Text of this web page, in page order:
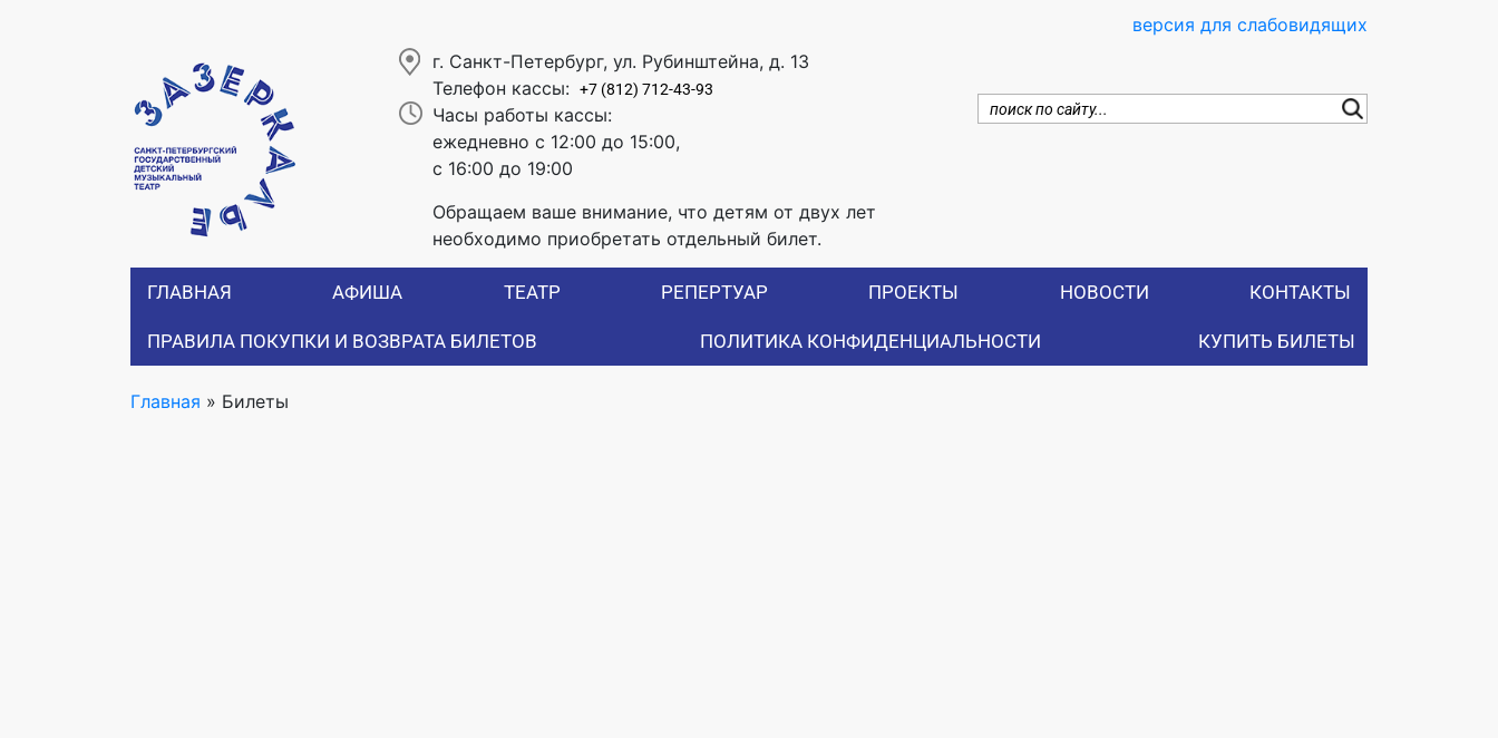
версия для слабовидящих
г. Санкт-Петербург, ул. Рубинштейна, д. 13
Телефон кассы: +7 (812) 712-43-93
Часы работы кассы:
ежедневно с 12:00 до 15:00,
с 16:00 до 19:00
Обращаем ваше внимание, что детям от двух лет
необходимо приобретать отдельный билет.
ГЛАВНАЯ АФИША ТЕАТР РЕПЕРТУАР ПРОЕКТЫ НОВОСТИ КОНТАКТЫ
ПРАВИЛА ПОКУПКИ И ВОЗВРАТА БИЛЕТОВ ПОЛИТИКА КОНФИДЕНЦИАЛЬНОСТИ КУПИТЬ БИЛЕТЫ
Главная » Билеты